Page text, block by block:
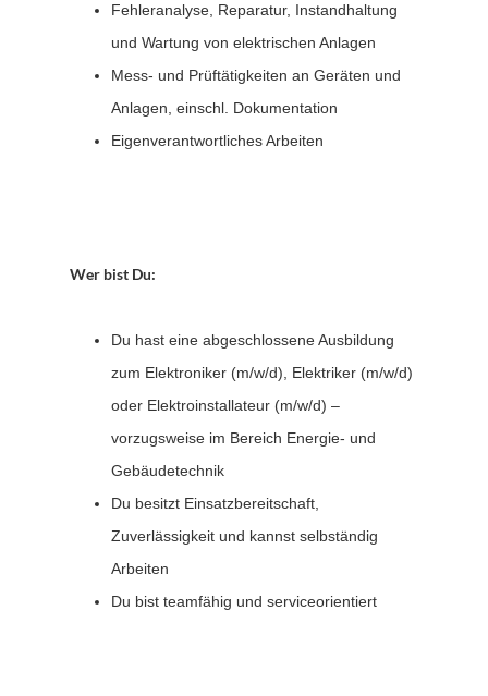
Fehleranalyse, Reparatur, Instandhaltung
und Wartung von elektrischen Anlagen
Mess- und Prüftätigkeiten an Geräten und
Anlagen, einschl. Dokumentation
Eigenverantwortliches Arbeiten
Wer bist Du:
Du hast eine abgeschlossene Ausbildung
zum Elektroniker (m/w/d), Elektriker (m/w/d)
oder Elektroinstallateur (m/w/d) –
vorzugsweise im Bereich Energie- und
Gebäudetechnik
Du besitzt Einsatzbereitschaft,
Zuverlässigkeit und kannst selbständig
Arbeiten
Du bist teamfähig und serviceorientiert